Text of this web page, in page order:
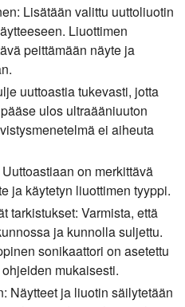
Lisätään valittu uuttoliuotin
Liuottimen
peittämään näyte ja
uuttoastia tukevasti, jotta
ulos ultraääniuuton
ei aiheuta
Uuttoastiaan on merkittävä
ja käytetyn liuottimen tyyppi.
tarkistukset: Varmista, että
ja kunnolla suljettu.
sonikaattori on asetettu
mukaisesti.
Näytteet ja liuotin säilytetään